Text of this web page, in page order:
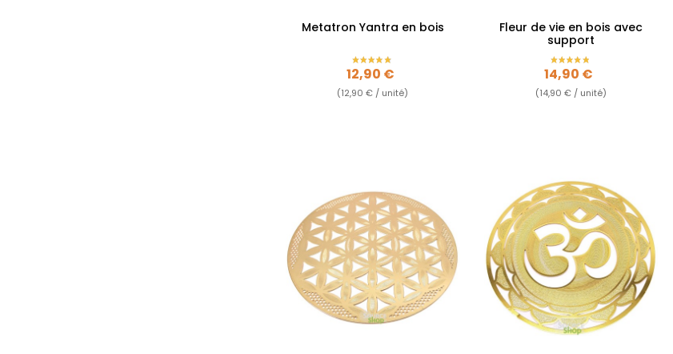
Metatron Yantra en bois
Prix
12,90 €
(12,90 € / unité)
Fleur de vie en bois avec
support
Prix
14,90 €
(14,90 € / unité)